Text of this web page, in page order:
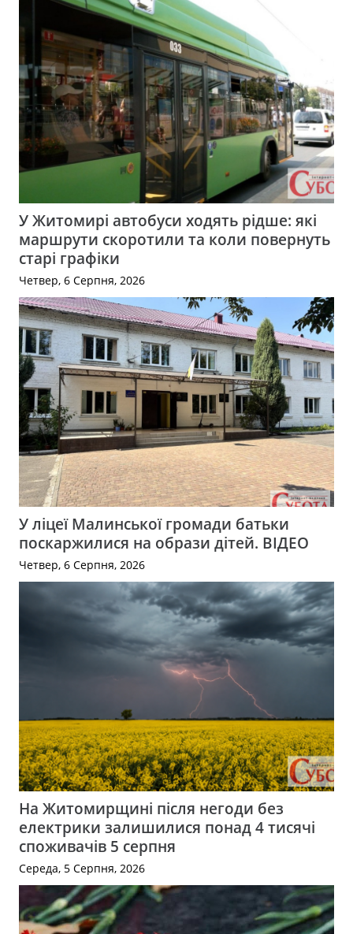
У Житомирі автобуси ходять рідше: які
маршрути скоротили та коли повернуть
старі графіки
Четвер, 6 Серпня, 2026
У ліцеї Малинської громади батьки
поскаржилися на образи дітей. ВІДЕО
Четвер, 6 Серпня, 2026
На Житомирщині після негоди без
електрики залишилися понад 4 тисячі
споживачів 5 серпня
Середа, 5 Серпня, 2026